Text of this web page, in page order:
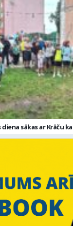
diena sākas ar Krāču